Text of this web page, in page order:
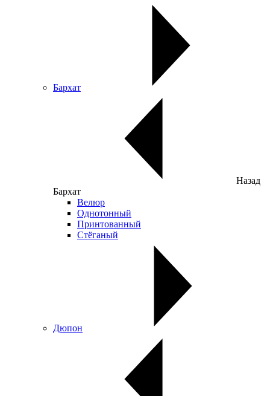
Бархат
Назад
Бархат
Велюр
Однотонный
Принтованный
Стёганый
Дюпон